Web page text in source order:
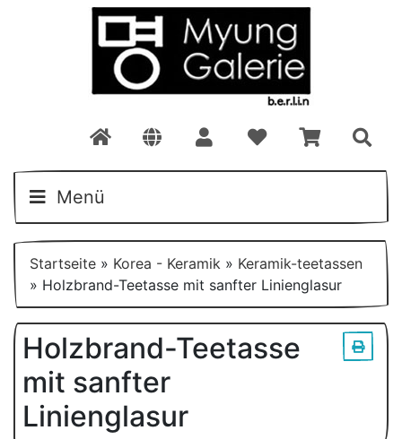
Menü
Startseite » Korea - Keramik » Keramik-teetassen
» Holzbrand-Teetasse mit sanfter Linienglasur
Holzbrand-Teetasse
mit sanfter
Linienglasur